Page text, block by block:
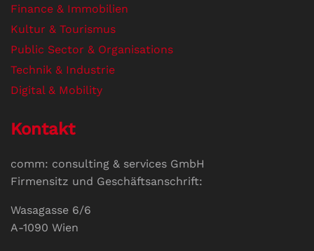
Finance & Immobilien
Kultur & Tourismus
Public Sector & Organisations
Technik & Industrie
Digital & Mobility
Kontakt
comm: consulting & services GmbH
Firmensitz und Geschäftsanschrift:
Wasagasse 6/6
A-1090 Wien